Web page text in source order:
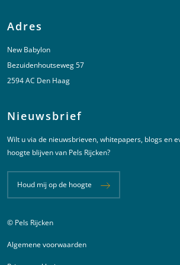
Adres
New Babylon
Bezuidenhoutseweg 57
2594 AC Den Haag
Nieuwsbrief
Wilt u via de nieuwsbrieven, whitepapers, blogs en
hoogte blijven van Pels Rijcken?
Houd mij op de hoogte
Juridische informatie
© Pels Rijcken
Algemene voorwaarden